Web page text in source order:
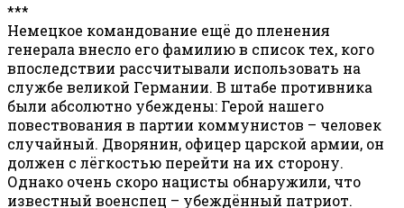
***
Немецкое командование ещё до пленения
генерала внесло его фамилию в список тех, кого
впоследствии рассчитывали использовать на
службе великой Германии. В штабе противника
были абсолютно убеждены: Герой нашего
повествования в партии коммунистов – человек
случайный. Дворянин, офицер царской армии, он
должен с лёгкостью перейти на их сторону.
Однако очень скоро нацисты обнаружили, что
известный военспец – убеждённый патриот.